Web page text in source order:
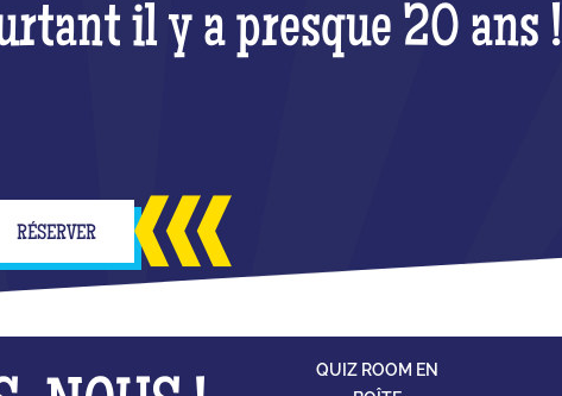
il y a presque 20 ans !
RÉSERVER
QUIZ ROOM EN